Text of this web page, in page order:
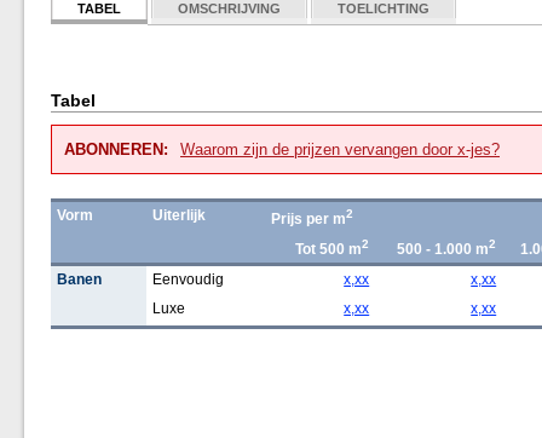
TABEL OMSCHRIJVING TOELICHTING
Tabel
ABONNEREN: Waarom zijn de prijzen vervangen door x-jes?
Vorm Uiterlijk Prijs per m2
Tot 500 m2 500 - 1.000 m2
Banen
Eenvoudig x,xx
x,xx
Luxe
x,xx x,xx